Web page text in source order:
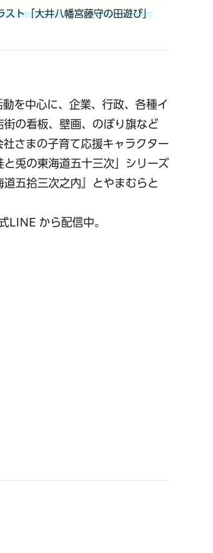
スト「大井八幡宮藤守の田遊び」
を中心に、企業、行政、各種イ
の看板、壁画、のぼり旗など
さまの子育て応援キャラクター
と兎の東海道五十三次」シリーズ
五拾三次之内』とやまむらと
LINE から配信中。